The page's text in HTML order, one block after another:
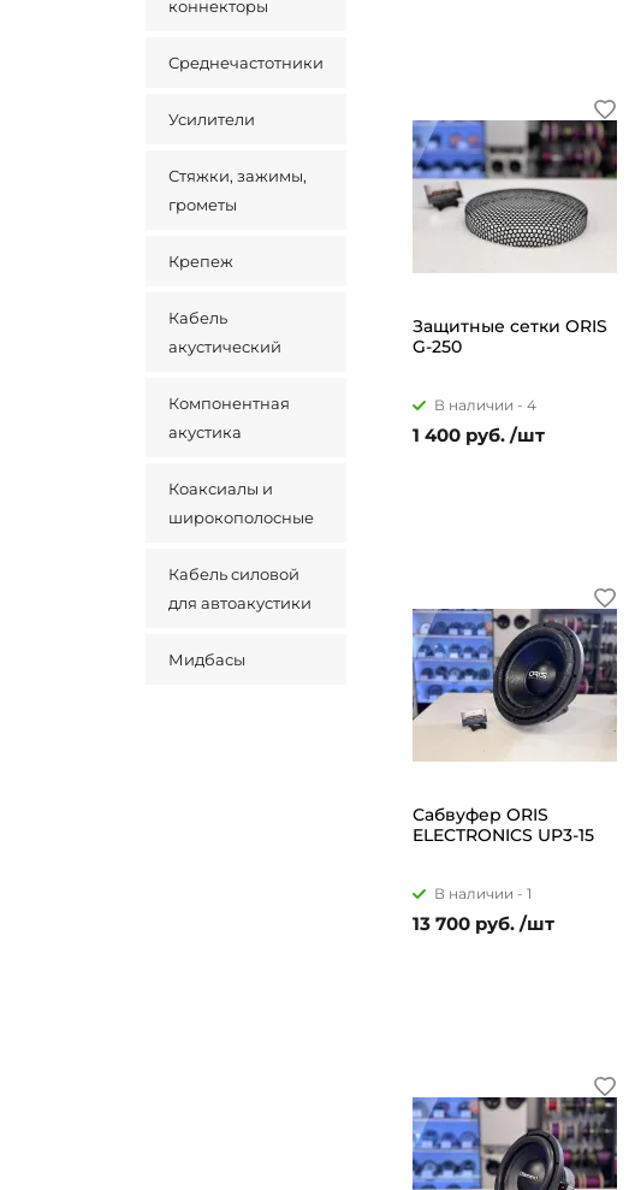
коннекторы
Среднечастотники
Усилители
Стяжки, зажимы,
грометы
Крепеж
Кабель
акустический
Компонентная
акустика
Коаксиалы и
широкополосные
Кабель силовой
для автоакустики
Мидбасы
Защитные сетки ORIS
G-250
В наличии - 4
1 400 руб. /шт
Сабвуфер ORIS
ELECTRONICS UP3-15
В наличии - 1
13 700 руб. /шт